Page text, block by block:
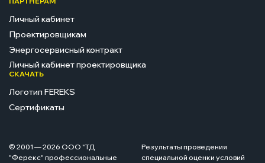
Личный кабинет
Проектировщикам
Энергосервисный контракт
Личный кабинет проектировщика
СКАЧАТЬ
Логотип FEREKS
Сертификаты
© 2001 — 2026 ООО "ТД
"Ферекс" профессиональные
Результаты проведения
специальной оценки условий